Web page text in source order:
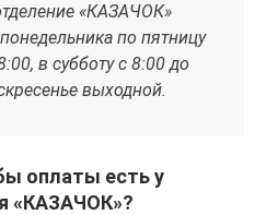
«КАЗАЧОК»
по пятницу
в субботу с 8:00 до
выходной.
оплаты есть у
«КАЗАЧОК»?